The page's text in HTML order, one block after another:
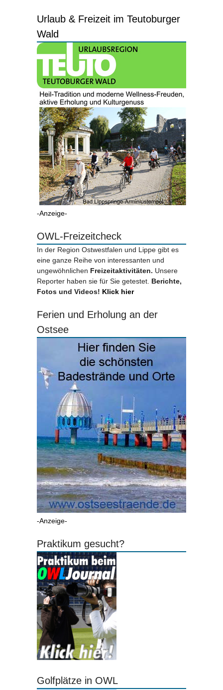
Urlaub & Freizeit im Teutoburger
Wald
-Anzeige-
OWL-Freizeitcheck
In der Region Ostwestfalen und Lippe gibt es
eine ganze Reihe von interessanten und
ungewöhnlichen Freizeitaktivitäten. Unsere
Reporter haben sie für Sie getestet. Berichte,
Fotos und Videos! Klick hier
Ferien und Erholung an der
Ostsee
-Anzeige-
Praktikum gesucht?
Golfplätze in OWL